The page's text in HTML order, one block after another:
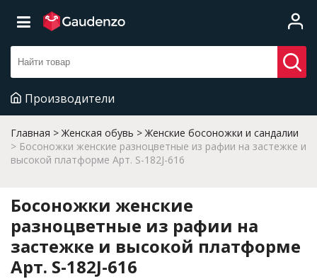
Производители
Главная Женская обувь
Женские босоножки и сандалии
Босоножки женские разноцветные из рафии на застежке и
высокой платформе Арт. S-182J-616
Босоножки женские
разноцветные из рафии на
застежке и высокой платформе
Арт. S-182J-616